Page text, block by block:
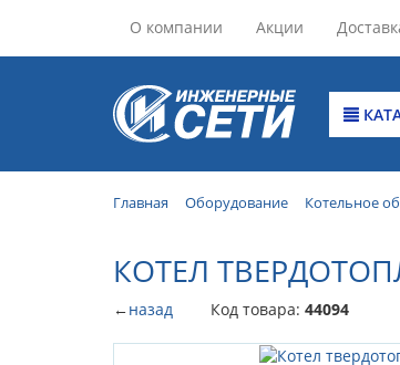
О компании Акции
Главная Оборудование Котельное
КОТЕЛ
←назад Код товара: 44094